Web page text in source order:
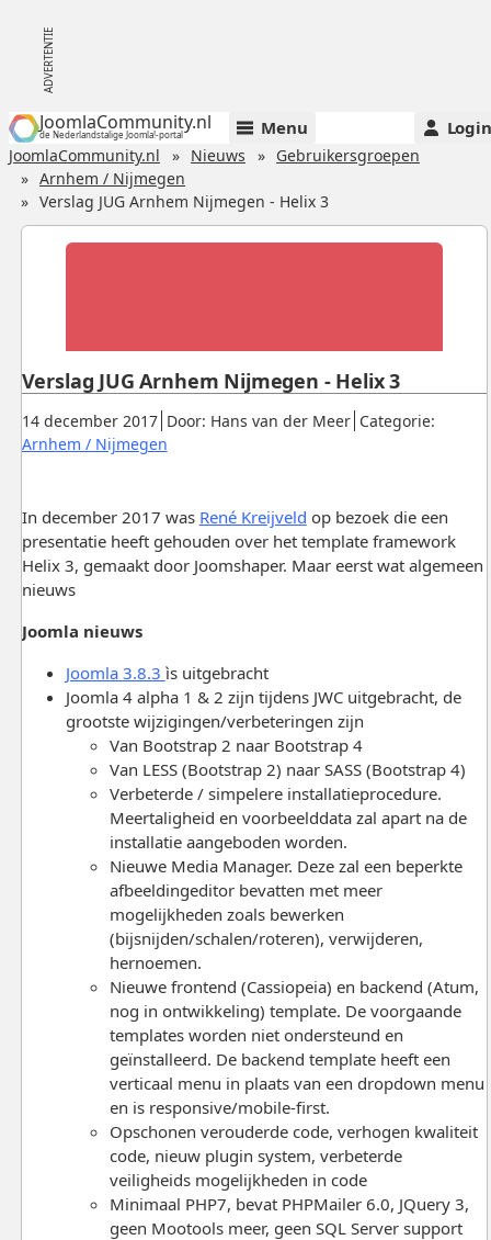
JoomlaCommunity.nl
de Nederlandstalige Joomla!-portal Menu Login
JoomlaCommunity.nl Nieuws
Gebruikersgroepen
Arnhem / Nijmegen
Verslag JUG Arnhem Nijmegen - Helix 3
Gepubliceerd:
14 december 2017. Door: Hans van der Meer. Categorie:
Arnhem / Nijmegen.
Verslag JUG Arnhem Nijmegen - Helix 3
In december 2017 was René Kreijveld op bezoek die een
presentatie heeft gehouden over het template framework
Helix 3, gemaakt door Joomshaper. Maar eerst wat algemeen
nieuws
Joomla nieuws
Joomla 3.8.3 ìs uitgebracht
Joomla 4 alpha 1 & 2 zijn tijdens JWC uitgebracht, de
grootste wijzigingen/verbeteringen zijn
Van Bootstrap 2 naar Bootstrap 4
Van LESS (Bootstrap 2) naar SASS (Bootstrap 4)
Verbeterde / simpelere installatieprocedure.
Meertaligheid en voorbeelddata zal apart na de
installatie aangeboden worden.
Nieuwe Media Manager. Deze zal een beperkte
afbeeldingeditor bevatten met meer
mogelijkheden zoals bewerken
(bijsnijden/schalen/roteren), verwijderen,
hernoemen.
Nieuwe frontend (Cassiopeia) en backend (Atum,
nog in ontwikkeling) template. De voorgaande
templates worden niet ondersteund en
geïnstalleerd. De backend template heeft een
verticaal menu in plaats van een dropdown menu
en is responsive/mobile-first.
Opschonen verouderde code, verhogen kwaliteit
code, nieuw plugin system, verbeterde
veiligheids mogelijkheden in code
Minimaal PHP7, bevat PHPMailer 6.0, JQuery 3,
geen Mootools meer, geen SQL Server support